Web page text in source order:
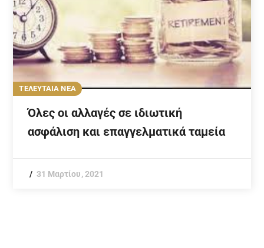
ΤΕΛΕΥΤΑΙΑ ΝΕΑ
Όλες οι αλλαγές σε ιδιωτική
ασφάλιση και επαγγελματικά ταμεία
31 Μαρτίου, 2021